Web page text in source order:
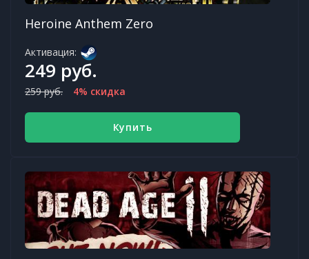
Heroine Anthem Zero
Активация:
249 руб.
259 руб. 4% скидка
Купить